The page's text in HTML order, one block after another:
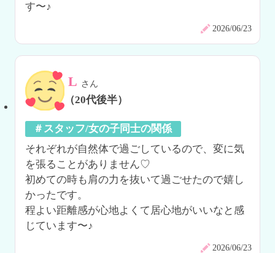
す〜♪
2026/06/23
L さん
（20代後半）
＃スタッフ/女の子同士の関係
それぞれが自然体で過ごしているので、変に気
を張ることがありません♡
初めての時も肩の力を抜いて過ごせたので嬉し
かったです。
程よい距離感が心地よくて居心地がいいなと感
じています〜♪
2026/06/23